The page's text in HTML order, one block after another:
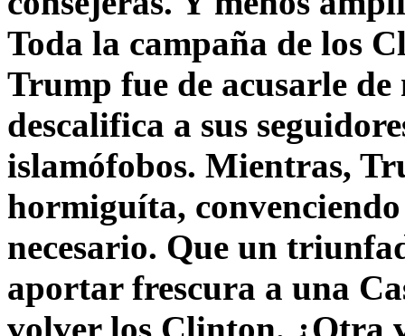
Toda la campaña de los
Trump fue de acusarle
descalifica a sus
islamófobos. Mientras,
hormiguíta,
necesario. Que un
aportar frescura a una
volver los Clinton. ¿Otra